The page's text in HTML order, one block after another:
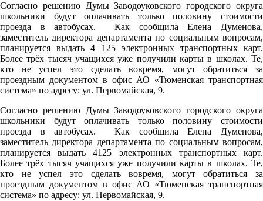
Cогласно решению Думы Заводоуковского городского округа
школьники будут оплачивать только половину стоимости
проезда в автобусах. Как сообщила Елена Думенова,
заместитель директора департамента по социальным вопросам,
планируется выдать 4 125 электронных транспортных карт.
Более трёх тысяч учащихся уже получили карты в школах. Те,
кто не успел это сделать вовремя, могут обратиться за
проездным документом в офис АО «Тюменская транспортная
система» по адресу: ул. Первомайская, 9.
Cогласно решению Думы Заводоуковского городского округа
школьники будут оплачивать только половину стоимости
проезда в автобусах. Как сообщила Елена Думенова,
заместитель директора департамента по социальным вопросам,
планируется выдать 4125 электронных транспортных карт.
Более трёх тысяч учащихся уже получили карты в школах. Те,
кто не успел это сделать вовремя, могут обратиться за
проездным документом в офис АО «Тюменская транспортная
система» по адресу: ул. Первомайская, 9.